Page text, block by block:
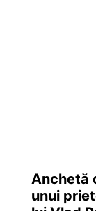
Anchetă
unui